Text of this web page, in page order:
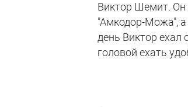
Виктор Шемит. Он
"Амкодор-Можа", а
день Виктор ехал
головой ехать